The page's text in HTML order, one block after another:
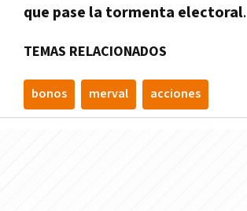
que pase la tormenta electoral.
TEMAS RELACIONADOS
bonos merval acciones